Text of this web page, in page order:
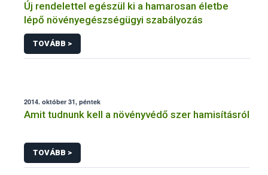
Új rendelettel egészül ki a hamarosan életbe
lépő növényegészségügyi szabályozás
TOVÁBB >
2014. október 31, péntek
Amit tudnunk kell a növényvédő szer hamisításról
TOVÁBB >